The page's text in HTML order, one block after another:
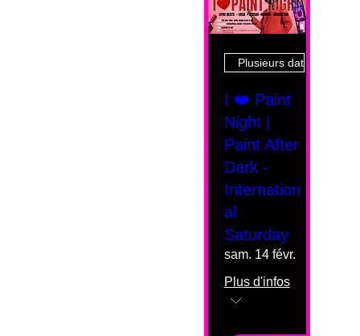
Plusieurs dates
I ❤️ Paint
Night |
Paint After
Dark -
Internation
al
Saturday
sam. 14 févr.
Plus d'infos